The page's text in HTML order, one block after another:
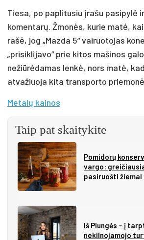
Tiesa, po paplitusiu įrašu pasipylė
komentarų. Žmonės, kurie matė,
rašė, jog „Mazda 5“ vairuotojas
„prisiklijavo“ prie kitos mašinos
nežiūrėdamas lenkė, nors matė,
atvažiuoja kita transporto
Metalų kainos
Taip pat skaitykite
Pomidorų
vargo:
pasiruošti žiemai
Iš Plungės – į
nekilnojamojo